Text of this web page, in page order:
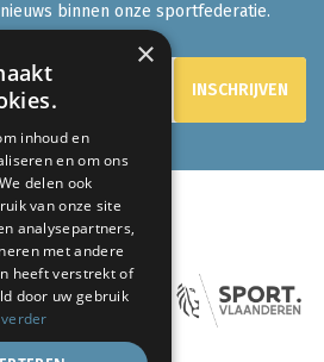
binnen onze sportfederatie.
PARTNERS:
×
inhoud en
en om ons
delen ook
van onze site
analysepartners,
met andere
heeft verstrekt of
door uw gebruik